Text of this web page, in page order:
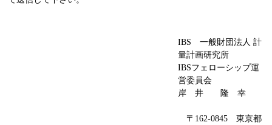
IBS 一般財団法人 計
量計画研究所
IBSフェローシップ運
営委員会
岸 井 隆 幸
〒162-0845 東京都